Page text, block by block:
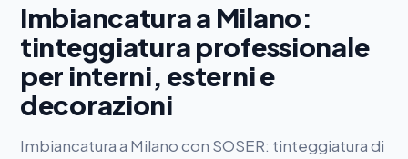
Imbiancatura a Milano:
tinteggiatura professionale
per interni, esterni e
decorazioni
Imbiancatura a Milano con SOSER: tinteggiatura di